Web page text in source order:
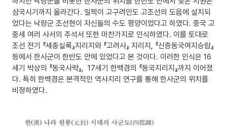
삼국시기까지 올라간다. 일찍이 고구려인도 고조선의 도읍에 설치되
었다는 낙랑군 조선현이 자신들의 수도 평양이었다고 하였다. 중국 고
중세 여러 사서의 주석서 또한 마찬가지로 인식하였다. 이를 토대로
조선 전기 『세종실록』지리지와 『고려사』 지리지, 『신증동국여지승람』
등에서 한사군이 한반도 안에 있었다고 본 것이다. 이러한 인식은 16
세기 박상의 『동국사략』, 17세기 한백겸의 『동국지리지』까지 이어졌
다. 특히 한백겸은 본격적인 역사지리 연구를 통해 한사군의 위치를
비정하였다.